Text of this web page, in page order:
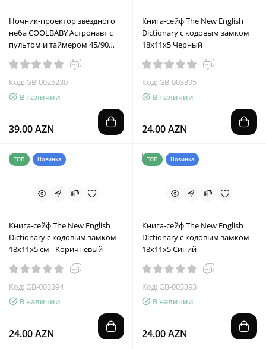
Ночник-проектор звездного
неба COOLBABY Астронавт с
пультом и таймером 45/90
Код: GB-0025230
В наличии
39.00 AZN
Книга-сейф The New English
Dictionary с кодовым замком
18х11х5 Черный
Код: GB-003395
В наличии
24.00 AZN
ТОП Новинка
Книга-сейф The New English
Dictionary с кодовым замком
18х11х5 см - Коричневый
Код: GB-003394
В наличии
24.00 AZN
ТОП Новинка
Книга-сейф The New English
Dictionary с кодовым замком
18х11х5 Синий
Код: GB-003393
В наличии
24.00 AZN